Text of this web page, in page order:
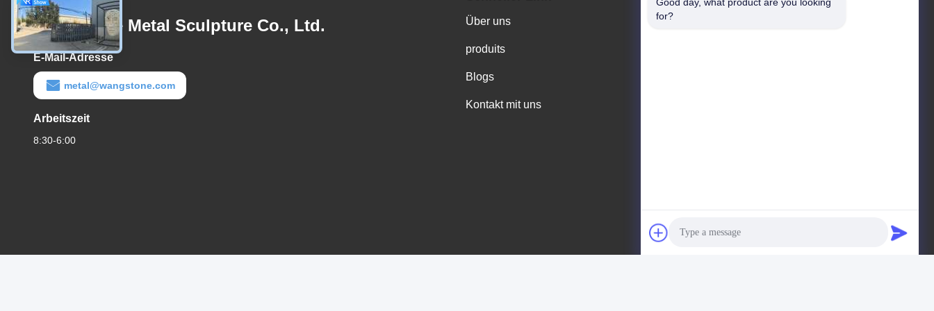
Wangstone Metal Sculpture Co., Ltd.
E-Mail-Adresse
metal@wangstone.com
Arbeitszeit
8:30-6:00
Über uns
produits
Blogs
Kontakt mit uns
Adresse des Unternehmens
for?